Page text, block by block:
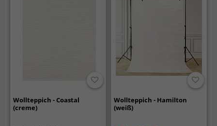
Wollteppich - Coastal
(creme)
Wollteppich - Hamilton
(weiß)